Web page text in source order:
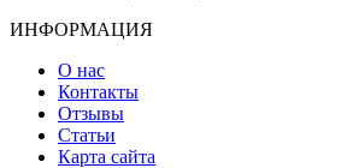
ИНФОРМАЦИЯ
О нас
Контакты
Отзывы
Статьи
Карта сайта